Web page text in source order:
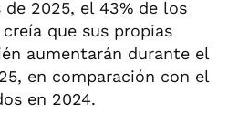
2025, el 43% de los
que sus propias
aumentarán durante el
en comparación con el
en 2024.